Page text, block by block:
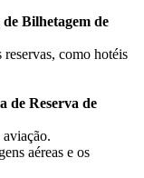
Bilhetagem de
reservas, como hotéis
de Reserva de
aéreas e os